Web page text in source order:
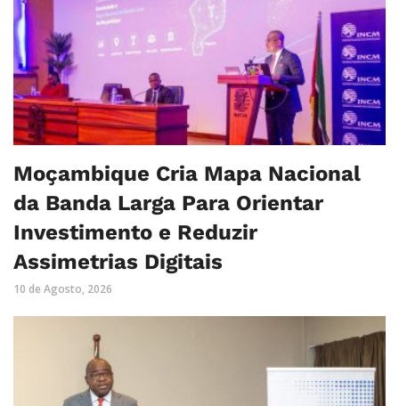
Moçambique Cria Mapa Nacional
da Banda Larga Para Orientar
Investimento e Reduzir
Assimetrias Digitais
10 de Agosto, 2026